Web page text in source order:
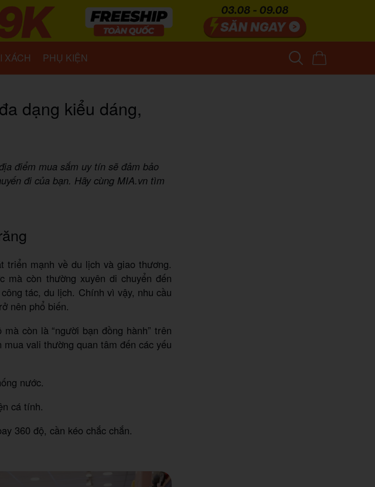
XÁCH PHỤ KIỆN
dạng kiểu dáng,
điểm mua sắm uy tín sẽ đảm bảo
đi của bạn. Hãy cùng MIA.vn tìm
triển mạnh về du lịch và giao thương.
mà còn thường xuyên di chuyển đến
tác, du lịch. Chính vì vậy, nhu cầu
nên phổ biến.
còn là “người bạn đồng hành” trên
vali thường quan tâm đến các yếu
nước.
cá tính.
360 độ, cần kéo chắc chắn.